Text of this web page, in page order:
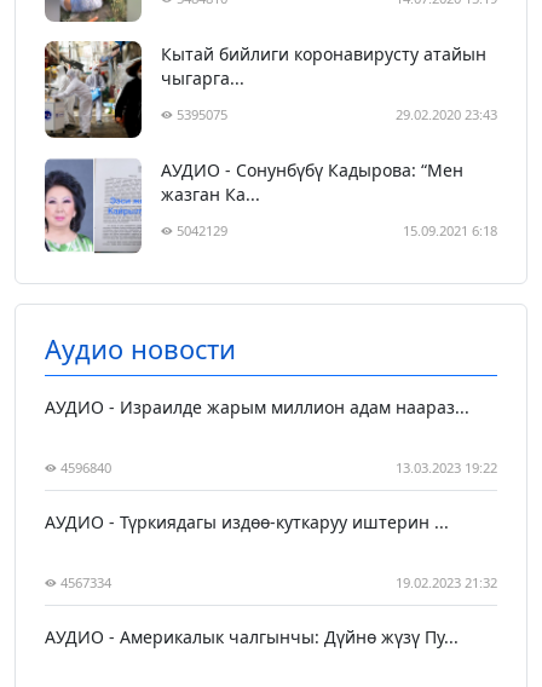
Кытай бийлиги коронавирусту атайын
чыгарга...
5395075 29.02.2020 23:43
АУДИО - Сонунбүбү Кадырова: “Мен
жазган Ка...
5042129 15.09.2021 6:18
Аудио новости
АУДИО - Израилде жарым миллион адам наараз...
4596840 13.03.2023 19:22
АУДИО - Түркиядагы издөө-куткаруу иштерин ...
4567334 19.02.2023 21:32
АУДИО - Америкалык чалгынчы: Дүйнө жүзү Пу...